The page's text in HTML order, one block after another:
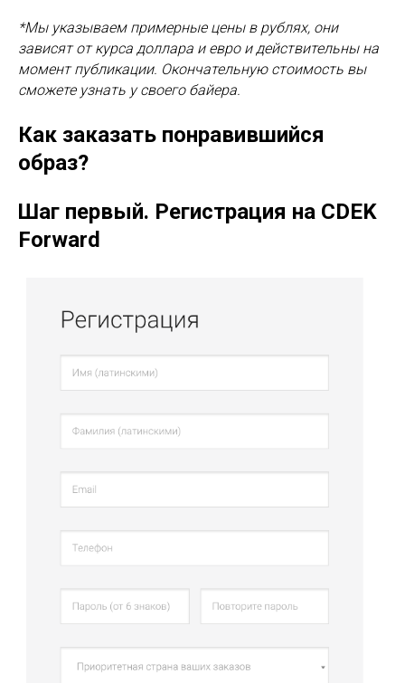
*Мы указываем примерные цены в рублях, они
зависят от курса доллара и евро и действительны на
момент публикации. Окончательную стоимость вы
сможете узнать у своего байера.
Как заказать понравившийся
образ?
Шаг первый. Регистрация на CDEK
Forward